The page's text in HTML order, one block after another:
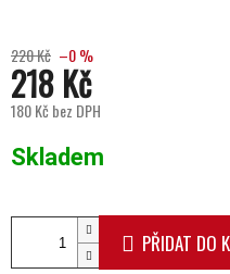
220 Kč –0 %
218 Kč
180 Kč bez DPH
Skladem
PŘIDAT DO